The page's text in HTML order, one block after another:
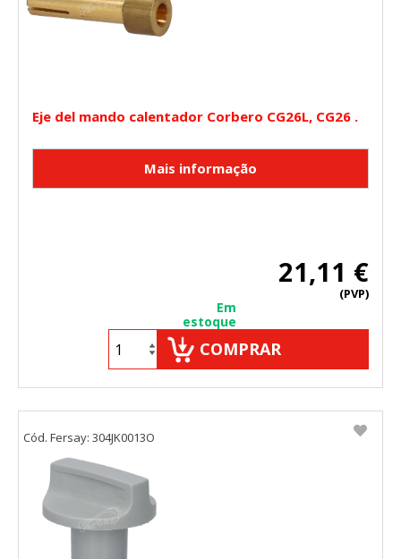
Eje del mando calentador Corbero CG26L, CG26 .
21,11 €
(PVP)
Em
estoque
COMPRAR
Cód. Fersay: 304JK0013O
CONFIGURACIÓN DE COOKIES